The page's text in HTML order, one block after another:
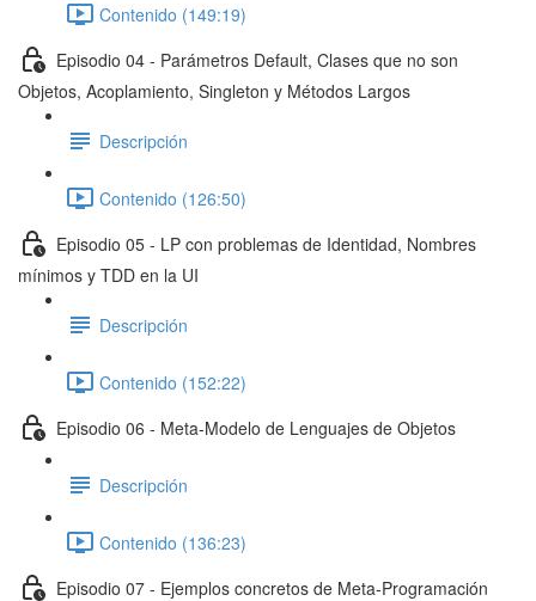
Contenido (149:19)
Episodio 04 - Parámetros Default, Clases que no son
Objetos, Acoplamiento, Singleton y Métodos Largos
Descripción
Contenido (126:50)
Episodio 05 - LP con problemas de Identidad, Nombres
mínimos y TDD en la UI
Descripción
Contenido (152:22)
Episodio 06 - Meta-Modelo de Lenguajes de Objetos
Descripción
Contenido (136:23)
Episodio 07 - Ejemplos concretos de Meta-Programación